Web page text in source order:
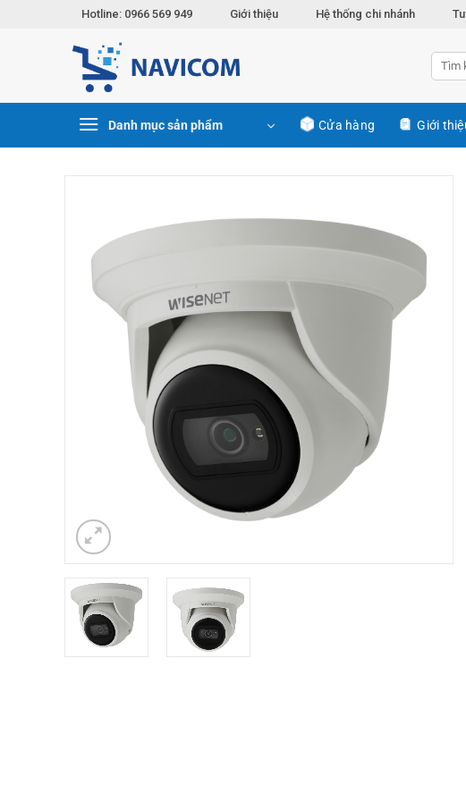
Hotline: 0966 569 949 Giới thiệu Hệ thống chi nhánh
Danh mục sản phẩm Cửa hàng Giới